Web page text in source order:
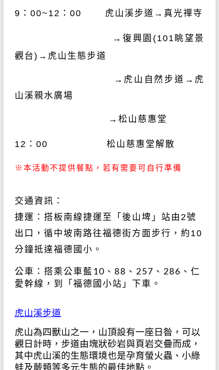
9：00~12：00 虎山溪步道 →真光禪寺
→復興園(101眺望景
觀台) →虎山生態步道
→虎山自然步道 →虎
山溪親水廣場
→松山慈惠堂
12：00 松山慈惠堂解散
※本活動不提供餐點，若有需要可自行準備
交通資訊：
捷運：搭板南線捷運至「後山埤」站由2號
出口，循中坡南路往福德街方面步行，約10
分鐘抵達福德國小。
公車：搭乘公車藍10、88、257、286、仁
愛幹線，到「福德國小站」下車。
虎山溪步道
虎山為四獸山之一，山頂設有一座日昝，可以
觀日計時，步道由塊狀砂岩與頁岩交疊而成，
其中虎山溪的生態環境也是孕育螢火蟲、小綠
蛙及蕨類等多元生態的最佳地點。